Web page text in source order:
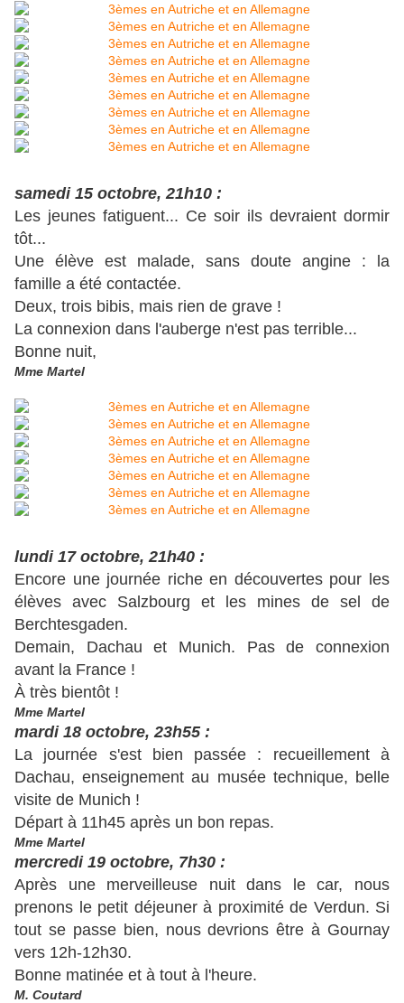
samedi 15 octobre, 21h10 :
Les jeunes fatiguent... Ce soir ils devraient dormir
tôt...
Une élève est malade, sans doute angine : la
famille a été contactée.
Deux, trois bibis, mais rien de grave !
La connexion dans l'auberge n'est pas terrible...
Bonne nuit,
Mme Martel
lundi 17 octobre, 21h40 :
Encore une journée riche en découvertes pour les
élèves avec Salzbourg et les mines de sel de
Berchtesgaden.
Demain, Dachau et Munich. Pas de connexion
avant la France !
À très bientôt !
Mme Martel
mardi 18 octobre, 23h55 :
La journée s'est bien passée : recueillement à
Dachau, enseignement au musée technique, belle
visite de Munich !
Départ à 11h45 après un bon repas.
Mme Martel
mercredi 19 octobre, 7h30 :
Après une merveilleuse nuit dans le car, nous
prenons le petit déjeuner à proximité de Verdun. Si
tout se passe bien, nous devrions être à Gournay
vers 12h-12h30.
Bonne matinée et à tout à l'heure.
M. Coutard